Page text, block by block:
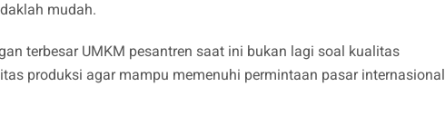
mudah.
terbesar UMKM pesantren saat ini bukan lagi soal kualitas
produksi agar mampu memenuhi permintaan pasar internasional